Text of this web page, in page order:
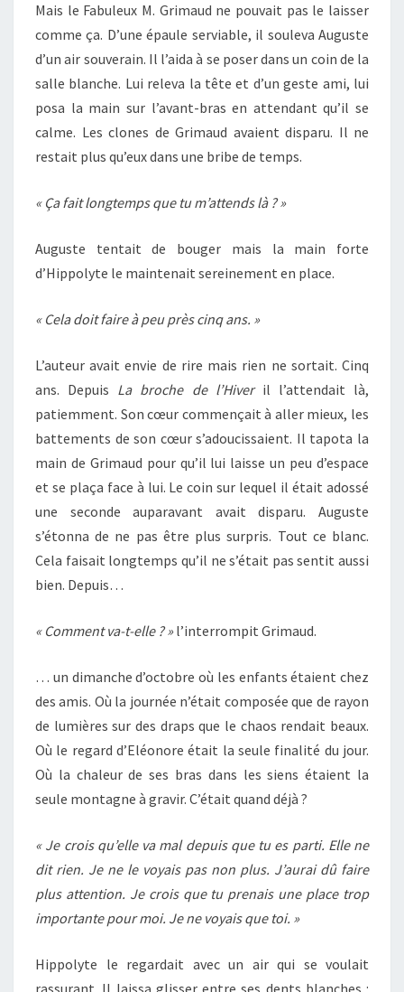
Mais le Fabuleux M. Grimaud ne pouvait pas le laisser
comme ça. D’une épaule serviable, il souleva Auguste
d’un air souverain. Il l’aida à se poser dans un coin de la
salle blanche. Lui releva la tête et d’un geste ami, lui
posa la main sur l’avant-bras en attendant qu’il se
calme. Les clones de Grimaud avaient disparu. Il ne
restait plus qu’eux dans une bribe de temps.
« Ça fait longtemps que tu m’attends là ? »
Auguste tentait de bouger mais la main forte
d’Hippolyte le maintenait sereinement en place.
« Cela doit faire à peu près cinq ans. »
L’auteur avait envie de rire mais rien ne sortait. Cinq
ans. Depuis La broche de l’Hiveril l’attendait là,
patiemment. Son cœur commençait à aller mieux, les
battements de son cœur s’adoucissaient. Il tapota la
main de Grimaud pour qu’il lui laisse un peu d’espace
et se plaça face à lui. Le coin sur lequel il était adossé
une seconde auparavant avait disparu. Auguste
s’étonna de ne pas être plus surpris. Tout ce blanc.
Cela faisait longtemps qu’il ne s’était pas sentit aussi
bien. Depuis…
« Comment va-t-elle ? »l’interrompit Grimaud.
… un dimanche d’octobre où les enfants étaient chez
des amis. Où la journée n’était composée que de rayon
de lumières sur des draps que le chaos rendait beaux.
Où le regard d’Eléonore était la seule finalité du jour.
Où la chaleur de ses bras dans les siens étaient la
seule montagne à gravir. C’était quand déjà ?
« Je crois qu’elle va mal depuis que tu es parti. Elle ne
dit rien. Je ne le voyais pas non plus. J’aurai dû faire
plus attention. Je crois que tu prenais une place trop
importante pour moi. Je ne voyais que toi. »
Hippolyte le regardait avec un air qui se voulait
rassurant. Il laissa glisser entre ses dents blanches :